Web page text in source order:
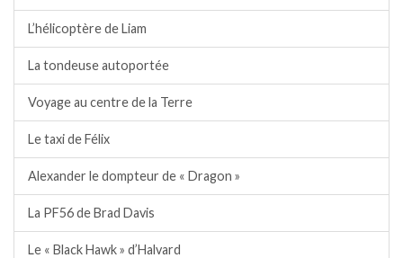
L’hélicoptère de Liam
La tondeuse autoportée
Voyage au centre de la Terre
Le taxi de Félix
Alexander le dompteur de « Dragon »
La PF56 de Brad Davis
Le « Black Hawk » d’Halvard